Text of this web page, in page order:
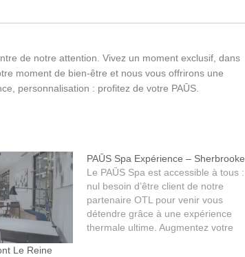
de notre attention. Vivez un moment exclusif, dans
moment de bien-être et nous vous offrirons une
personnalisation : profitez de votre PAŪS.
Le Reine
PAŪS Spa Expérience – Sherbrooke
Le PAŪS Spa est accessible à tous :
nul besoin d’être client de notre
partenaire OTL pour venir vous
détendre grâce à une expérience
thermale ultime. Augmentez votre